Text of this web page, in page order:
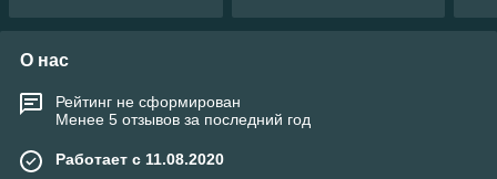
О нас
Рейтинг не сформирован
Менее 5 отзывов за последний год
Работает с 11.08.2020